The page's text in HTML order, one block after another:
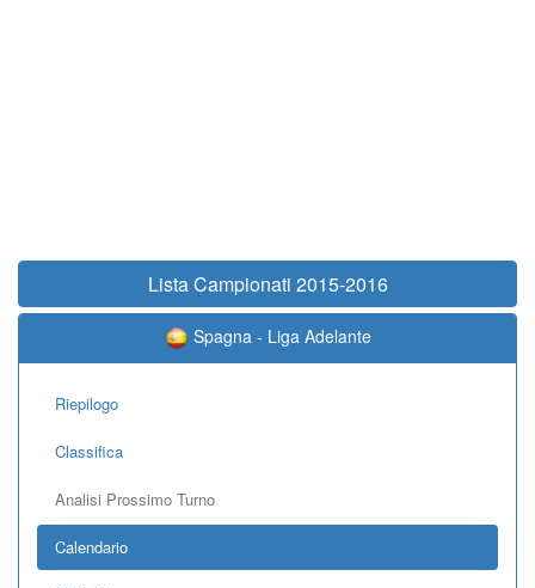
Lista Campionati 2015-2016
Spagna - Liga Adelante
Riepilogo
Classifica
Analisi Prossimo Turno
Calendario